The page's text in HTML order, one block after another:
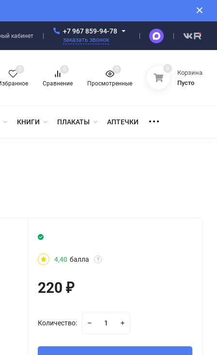
кабинет
+7 967 859-94-78
заказать звонок
0
Сравнение
0
Просмотренные
0 0
Корзина
Пусто
КНИГИ ПЛАКАТЫ АПТЕЧКИ
4,40 балла ?
220₽
Количество: